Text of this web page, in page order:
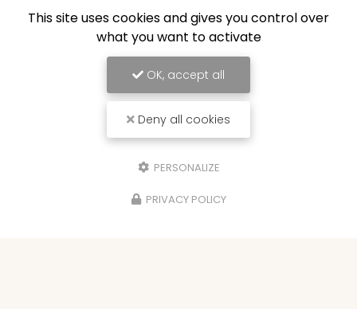
This site uses cookies and gives you control over
what you want to activate
OK, accept all
Deny all cookies
PERSONALIZE
PRIVACY POLICY